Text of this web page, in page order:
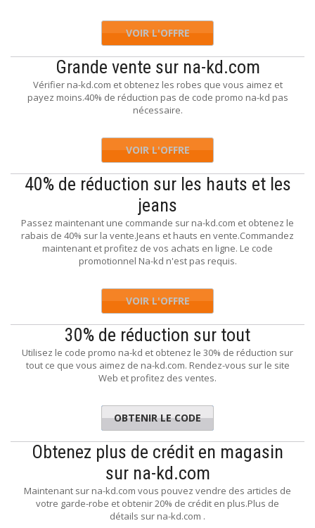
VOIR L'OFFRE
Grande vente sur na-kd.com
Vérifier na-kd.com et obtenez les robes que vous aimez et
payez moins.40% de réduction pas de code promo na-kd pas
nécessaire.
VOIR L'OFFRE
40% de réduction sur les hauts et les
jeans
Passez maintenant une commande sur na-kd.com et obtenez le
rabais de 40% sur la vente.Jeans et hauts en vente.Commandez
maintenant et profitez de vos achats en ligne. Le code
promotionnel Na-kd n'est pas requis.
VOIR L'OFFRE
30% de réduction sur tout
Utilisez le code promo na-kd et obtenez le 30% de réduction sur
tout ce que vous aimez de na-kd.com. Rendez-vous sur le site
Web et profitez des ventes.
6years
OBTENIR LE CODE
Obtenez plus de crédit en magasin
sur na-kd.com
Maintenant sur na-kd.com vous pouvez vendre des articles de
votre garde-robe et obtenir 20% de crédit en plus.Plus de
détails sur na-kd.com .